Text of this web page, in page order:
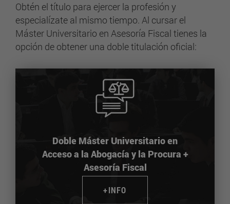
Obtén el título para ejercer la profesión y
especialízate al mismo tiempo. Al cursar el
Máster Universitario en Asesoría Fiscal tienes la
opción de obtener una doble titulación oficial:
Doble Máster Universitario en
Acceso a la Abogacía y la Procura +
Asesoría Fiscal
+INFO